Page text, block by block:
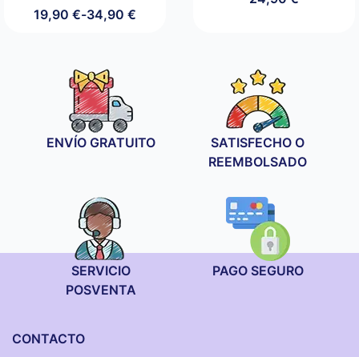
19,90€-34,90€
Rango
desde
19,90 €
hasta
34,90 €
ENVÍO GRATUITO
SATISFECHO O
REEMBOLSADO
SERVICIO
POSVENTA
PAGO SEGURO
CONTACTO